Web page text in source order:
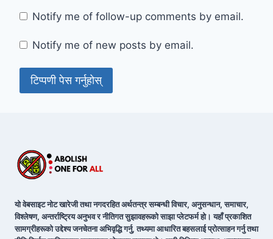
Notify me of follow-up comments by email.
Notify me of new posts by email.
यो वेबसाइट नोट खारेजी तथा नगदरहित अर्थतन्त्र सम्बन्धी विचार, अनुसन्धान, समाचार,
विश्लेषण, अन्तर्राष्ट्रिय अनुभव र नीतिगत सुझावहरूको साझा प्लेटफर्म हो। यहाँ प्रकाशित
सामग्रीहरूको उद्देश्य जनचेतना अभिवृद्धि गर्नु, तथ्यमा आधारित बहसलाई प्रोत्साहन गर्नु तथा